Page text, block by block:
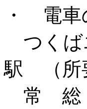
・ 電車
つくば
駅 （
常